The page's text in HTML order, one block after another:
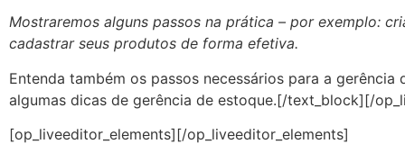
Mostraremos alguns passos na prática – por exemplo:
cadastrar seus produtos de forma efetiva.
Entenda também os passos necessários para a
algumas dicas de gerência de estoque.[/text_block][/
[op_liveeditor_elements][/op_liveeditor_elements]